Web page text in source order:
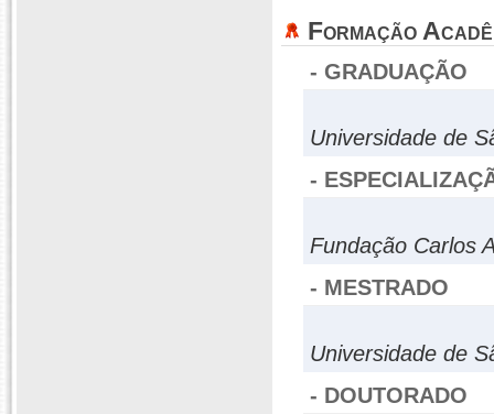
Formação
- GRADUAÇÃO
Universidade de
-
Fundação Carlos
- MESTRADO
Universidade de
- DOUTORADO